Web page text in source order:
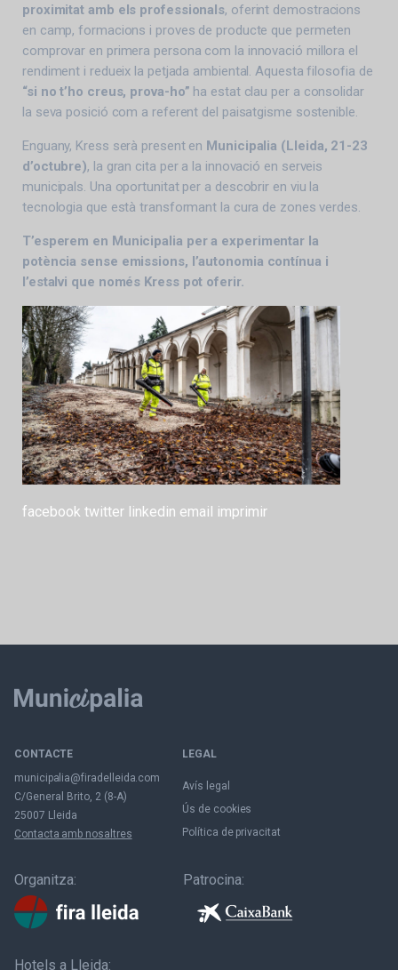
proximitat amb els professionals, oferint demostracions
en camp, formacions i proves de producte que permeten
comprovar en primera persona com la innovació millora el
rendiment i redueix la petjada ambiental. Aquesta filosofia de
“si no t’ho creus, prova-ho” ha estat clau per a consolidar
la seva posició com a referent del paisatgisme sostenible.
Enguany, Kress serà present en Municipalia (Lleida, 21-23
d’octubre), la gran cita per a la innovació en serveis
municipals. Una oportunitat per a descobrir en viu la
tecnologia que està transformant la cura de zones verdes.
T’esperem en Municipalia per a experimentar la
potència sense emissions, l’autonomia contínua i
l’estalvi que només Kress pot oferir.
facebook twitter linkedin email imprimir
CONTACTE
municipalia@firadelleida.com
C/General Brito, 2 (8-A)
25007 Lleida
Contacta amb nosaltres
LEGAL
Avís legal
Ús de cookies
Política de privacitat
Organitza: Patrocina:
Hotels a Lleida: